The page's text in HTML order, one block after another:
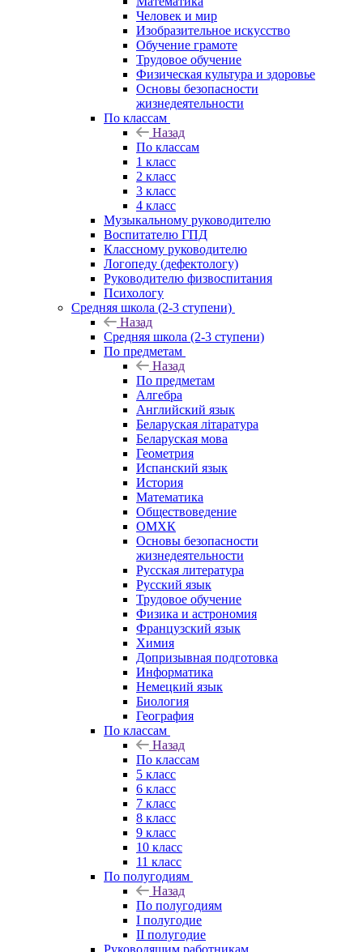
Человек и мир
Изобразительное искусство
Обучение грамоте
Трудовое обучение
Физическая культура и здоровье
Основы безопасности
жизнедеятельности
По классам
Назад
По классам
1 класс
2 класс
3 класс
4 класс
Музыкальному руководителю
Воспитателю ГПД
Классному руководителю
Логопеду (дефектологу)
Руководителю физвоспитания
Психологу
Средняя школа (2-3 ступени)
Назад
Средняя школа (2-3 ступени)
По предметам
Назад
По предметам
Алгебра
Английский язык
Беларуская літаратура
Беларуская мова
Геометрия
Испанский язык
История
Математика
Обществоведение
ОМХК
Основы безопасности
жизнедеятельности
Русская литература
Русский язык
Трудовое обучение
Физика и астрономия
Французский язык
Химия
Допризывная подготовка
Информатика
Немецкий язык
Биология
География
По классам
Назад
По классам
5 класс
6 класс
7 класс
8 класс
9 класс
10 класс
11 класс
По полугодиям
Назад
По полугодиям
I полугодие
II полугодие
Руководящим работникам